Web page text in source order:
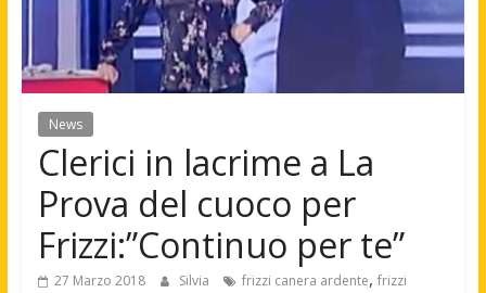
News
Clerici in lacrime a La
Prova del cuoco per
Frizzi:”Continuo per te”
27 Marzo 2018 Silvia frizzi canera ardente, frizzi